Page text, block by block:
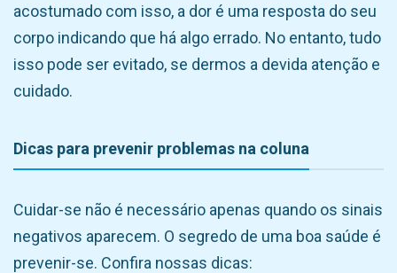
acostumado com isso, a dor é uma resposta do seu
corpo indicando que há algo errado. No entanto, tudo
isso pode ser evitado, se dermos a devida atenção e
cuidado.
Dicas para prevenir problemas na coluna
Cuidar-se não é necessário apenas quando os sinais
negativos aparecem. O segredo de uma boa saúde é
prevenir-se. Confira nossas dicas: